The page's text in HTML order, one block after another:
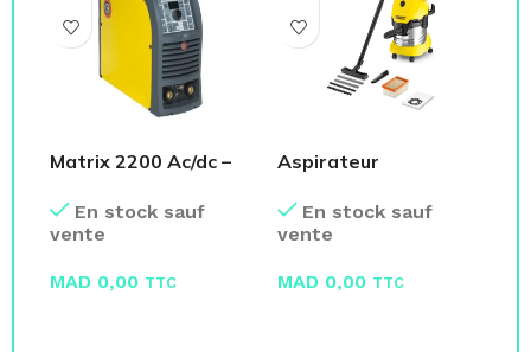
Matrix 2200 Ac/dc –
En stock sauf
vente
MAD 0,00 TTC
Aspirateur
Prem-KARCHER
En stock sauf
vente
MAD 0,00 TTC